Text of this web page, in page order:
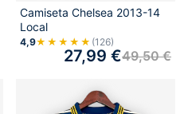
Camiseta Chelsea 2013-14
Local
4,9★★★★★ (126)
49,50€
27,99 €